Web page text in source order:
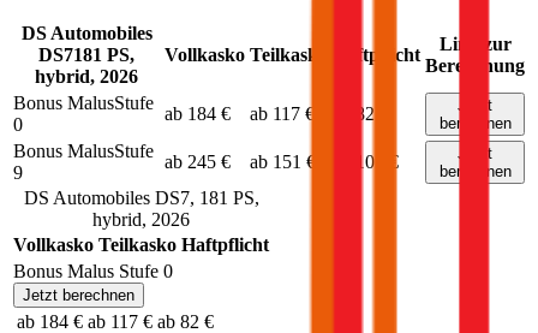
DS Automobiles
DS7181 PS,
hybrid, 2026
Vollkasko Teilkasko Haftpflicht
Link zur
Berechnung
Bonus MalusStufe
0
ab 184 € ab 117 € ab 82 €
Jetzt
berechnen
Bonus MalusStufe
9
ab 245 € ab 151 € ab 107 €
Jetzt
berechnen
DS Automobiles DS7, 181 PS,
hybrid, 2026
Vollkasko Teilkasko Haftpflicht
Bonus Malus Stufe 0
Jetzt berechnen
ab 184 € ab 117 € ab 82 €